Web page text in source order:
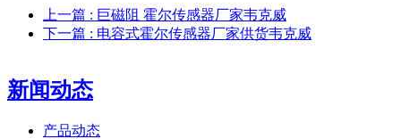
上一篇 : 巨磁阻 霍尔传感器厂家韦克威
下一篇 : 电容式霍尔传感器厂家供货韦克威
新闻动态
产品动态